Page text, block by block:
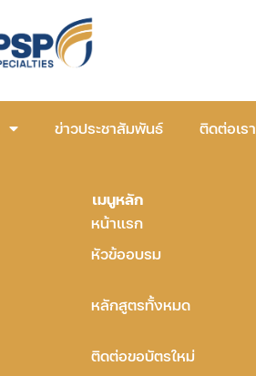
ข่าวประชาสัมพันธ์ ติดต่อเรา
เมนูหลัก
หน้าแรก
หัวข้ออบรม
หลักสูตรทั้งหมด
ติดต่อขอบัตรใหม่